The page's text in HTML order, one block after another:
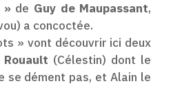
» de Guy de Maupassant,
a concoctée.
» vont découvrir ici deux
Rouault (Célestin) dont le
se dément pas, et Alain le